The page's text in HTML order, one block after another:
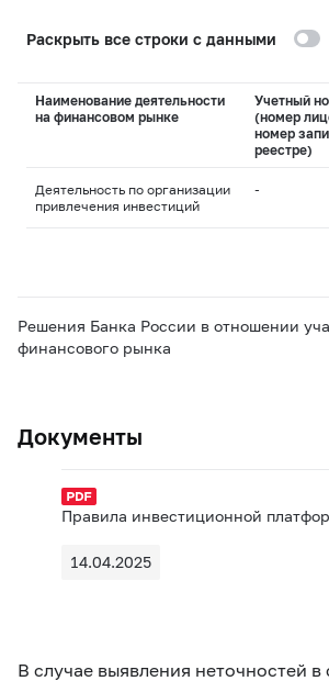
Раскрыть все строки с данными
Наименование деятельности
на финансовом рынке
Учетный
(номер
номер
реестре)
Деятельность по организации
привлечения инвестиций
-
Решения Банка России в отношении
финансового рынка
Документы
Правила инвестиционной
14.04.2025
В случае выявления неточностей